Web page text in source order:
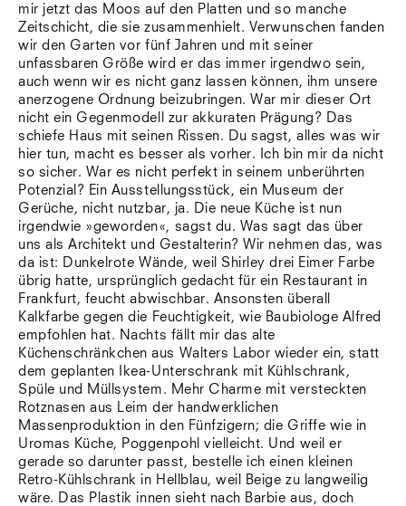
mir jetzt das Moos auf den Platten und so manche
Zeitschicht, die sie zusammenhielt. Verwunschen fanden
wir den Garten vor fünf Jahren und mit seiner
unfassbaren Größe wird er das immer irgendwo sein,
auch wenn wir es nicht ganz lassen können, ihm unsere
anerzogene Ordnung beizubringen. War mir dieser Ort
nicht ein Gegenmodell zur akkuraten Prägung? Das
schiefe Haus mit seinen Rissen. Du sagst, alles was wir
hier tun, macht es besser als vorher. Ich bin mir da nicht
so sicher. War es nicht perfekt in seinem unberührten
Potenzial? Ein Ausstellungsstück, ein Museum der
Gerüche, nicht nutzbar, ja. Die neue Küche ist nun
irgendwie »geworden«, sagst du. Was sagt das über
uns als Architekt und Gestalterin? Wir nehmen das, was
da ist: Dunkelrote Wände, weil Shirley drei Eimer Farbe
übrig hatte, ursprünglich gedacht für ein Restaurant in
Frankfurt, feucht abwischbar. Ansonsten überall
Kalkfarbe gegen die Feuchtigkeit, wie Baubiologe Alfred
empfohlen hat. Nachts fällt mir das alte
Küchenschränkchen aus Walters Labor wieder ein, statt
dem geplanten Ikea-Unterschrank mit Kühlschrank,
Spüle und Müllsystem. Mehr Charme mit versteckten
Rotznasen aus Leim der handwerklichen
Massenproduktion in den Fünfzigern; die Griffe wie in
Uromas Küche, Poggenpohl vielleicht. Und weil er
gerade so darunter passt, bestelle ich einen kleinen
Retro-Kühlschrank in Hellblau, weil Beige zu langweilig
wäre. Das Plastik innen sieht nach Barbie aus, doch